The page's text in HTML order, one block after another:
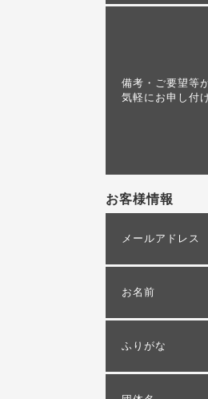
備考・ご要望等
気軽にお申し付
お客様情報
メールアドレス
お名前
ふりがな